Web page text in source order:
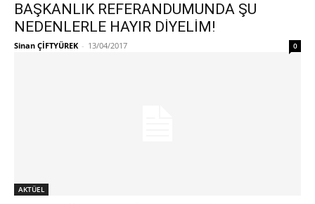
BAŞKANLIK REFERANDUMUNDA ŞU
NEDENLERLE HAYIR DİYELİM!
Sinan ÇİFTYÜREK - 13/04/2017 0
AKTÜEL